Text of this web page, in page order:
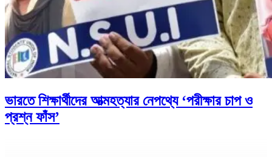
ভারতে শিক্ষার্থীদের আত্মহত্যার নেপথ্যে ‘পরীক্ষার চাপ ও
প্রশ্ন ফাঁস’